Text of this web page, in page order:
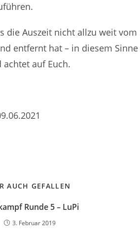
die Auszeit nicht allzu weit vom
entfernt hat – in diesem Sinne
auf Euch.
AUCH GEFALLEN
Runde 5 – LuPi
3. Februar 2019